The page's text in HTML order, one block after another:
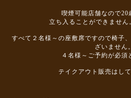
喫煙可能店舗なので20
立ち入ることができませ
すべて２名様～の座敷席ですので椅子
ざいません。
４名様～ご予約が必須
テイクアウト販売はし